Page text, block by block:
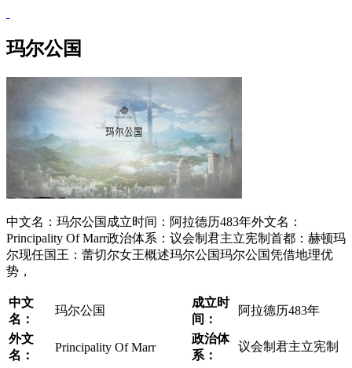
玛尔公国
​中文名：​玛尔公国​成立时间：阿拉德历483年​外文名：​
Principality Of Marr​政治体系：议会制君主立宪制​首都：​赫顿玛
尔现任国王​：蕾切尔女王概述玛尔公国玛尔公国凭借地理优
势，
中文
名：
玛尔公国
成立时
间：
阿拉德历483年
外文
名：
​Principality Of Marr
政治体
系：
议会制君主立宪制